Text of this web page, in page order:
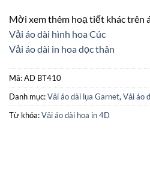
Mời xem thêm hoạ tiết khác trên
Vải áo dài hình hoa Cúc
Vải áo dài in hoa dọc thân
Mã:AD BT410
Danh mục:Vải áo dài lụa Garnet,Vải áo
Từ khóa:Vải áo dài hoa in 4D